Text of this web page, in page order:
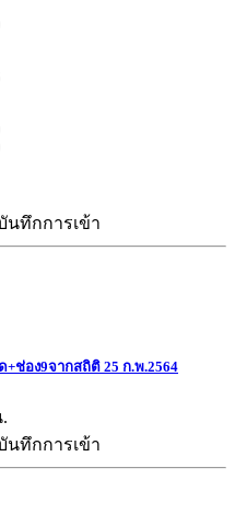
นทึกการเข้า
ช่อง9จากสถิติ 25 ก.พ.2564
นทึกการเข้า